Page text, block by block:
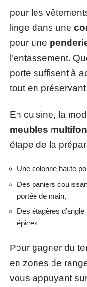
pour les
linge dans une
pour une
l’entassement.
porte suffisent à
tout en
En cuisine, la
meubles
étape de la
Une colonne haute
Des paniers
portée de main,
Des étagères
épices.
Pour gagner du
en zones de
vous appuyant